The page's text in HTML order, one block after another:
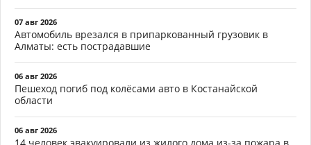
07 авг 2026
Автомобиль врезался в припаркованный грузовик в
Алматы: есть пострадавшие
06 авг 2026
Пешеход погиб под колёсами авто в Костанайской
области
06 авг 2026